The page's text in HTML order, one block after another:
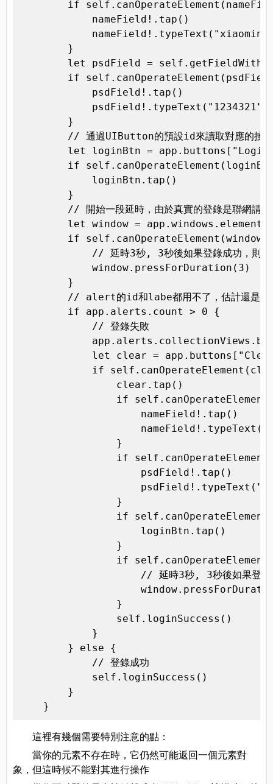
if
nameField!.tap()
}
let psdField =
if
psdField!.tap()
psdField!.typeText("1234321")
}
// 通過UIButton的預設id來讀取對應的按鈕
let loginBtn =
if
loginBtn.tap()
}
// 開始一段延時，由於真實的登錄是聯網請求，所
let window =
if self.canOperateElement(window)
// 延時3秒, 3秒後如果登錄成功，則自動進入
window.pressForDuration(3)
}
// alert的id和labe都用不了，估計還是bug，
if app.alerts.count > 0 {
// 登錄失敗
let clear =
if
clear.tap()
if
nameField!.tap()
}
if
psdField!.tap()
}
if
loginBtn.tap()
}
if
// 延時3秒, 3秒後如果登錄成功，則自動
}
self.loginSuccess()
}
} else {
// 登錄成功
self.loginSuccess()
}
}
這裡有幾個需要特別注意的點：
當你的元素不存在時，它仍然可能返回一個元素對
象，但這時候不能對其進行操作